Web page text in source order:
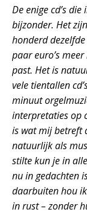
De enige cd’s
bijzonder. Het
honderd
paar euro’s
past. Het is
vele tientallen
minuut
interpretaties op
is wat mij betreft
natuurlijk als
stilte kun je in
nu in gedachten
daarbuiten hou
in rust – zonder